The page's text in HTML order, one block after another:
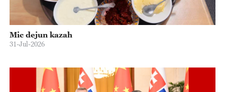
Mic dejun kazah
31-Jul-2026